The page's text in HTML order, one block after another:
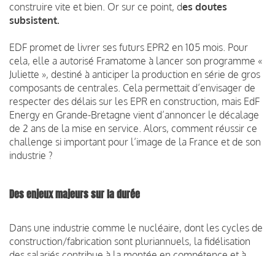
construire vite et bien. Or sur ce point, des doutes
subsistent.
EDF promet de livrer ses futurs EPR2 en 105 mois. Pour
cela, elle a autorisé Framatome à lancer son programme «
Juliette », destiné à anticiper la production en série de gros
composants de centrales. Cela permettait d’envisager de
respecter des délais sur les EPR en construction, mais EdF
Energy en Grande-Bretagne vient d’annoncer le décalage
de 2 ans de la mise en service. Alors, comment réussir ce
challenge si important pour l’image de la France et de son
industrie ?
Des enjeux majeurs sur la durée
Dans une industrie comme le nucléaire, dont les cycles de
construction/fabrication sont pluriannuels, la fidélisation